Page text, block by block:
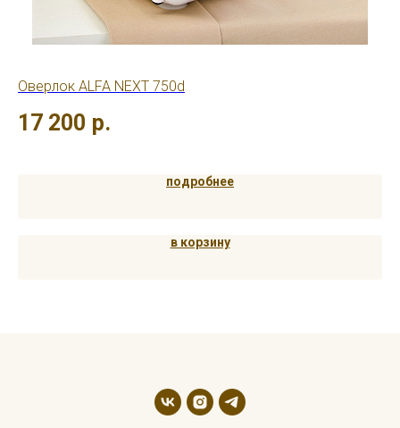
Оверлок ALFA NEXT 750d
17 200 р.
подробнее
в корзину